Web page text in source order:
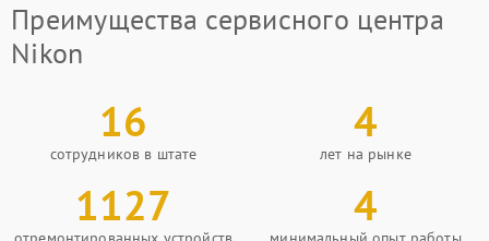
Преимущества сервисного центра
Nikon
16
сотрудников в штате
4
лет на рынке
1127 4